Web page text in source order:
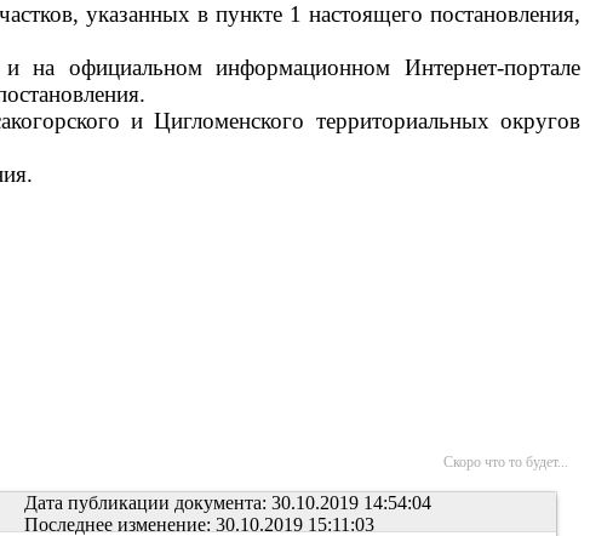
указанных в пункте 1 настоящего постановления,
на официальном информационном Интернет-портале
и Цигломенского территориальных округов
Скоро что то будет...
Дата публикации документа: 30.10.2019 14:54:04
Последнее изменение: 30.10.2019 15:11:03